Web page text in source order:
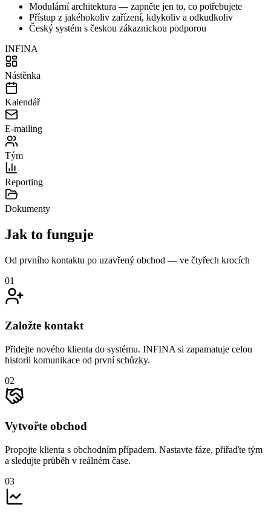
Modulární architektura — zapněte jen to, co potřebujete
Přístup z jakéhokoliv zařízení, kdykoliv a odkudkoliv
Český systém s českou zákaznickou podporou
INFINA
Nástěnka
Kalendář
E-mailing
Tým
Reporting
Dokumenty
Jak to funguje
Od prvního kontaktu po uzavřený obchod — ve čtyřech krocích
01
Založte kontakt
Přidejte nového klienta do systému. INFINA si zapamatuje celou
historii komunikace od první schůzky.
02
Vytvořte obchod
Propojte klienta s obchodním případem. Nastavte fáze, přiřaďte tým
a sledujte průběh v reálném čase.
03